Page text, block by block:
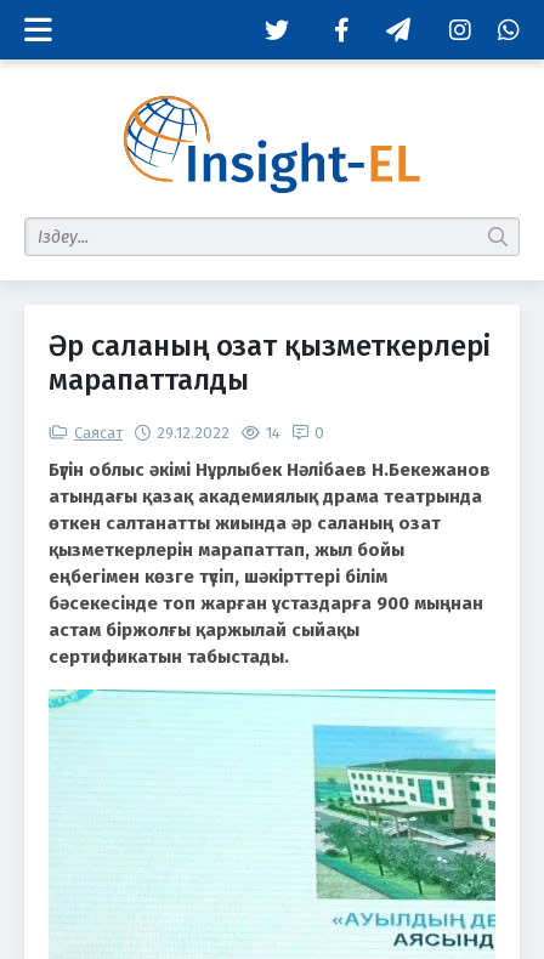
TwitterFacebookTelegramInstagram
табу
Әр саланың озат қызметкерлері
марапатталды
Саясат 29.12.2022 14 0
Бүгін облыс әкімі Нұрлыбек Нәлібаев Н.Бекежанов
атындағы қазақ академиялық драма театрында
өткен салтанатты жиында әр саланың озат
қызметкерлерін марапаттап, жыл бойы
еңбегімен көзге түсіп, шәкірттері білім
бәсекесінде топ жарған ұстаздарға 900 мыңнан
астам біржолғы қаржылай сыйақы
сертификатын табыстады.